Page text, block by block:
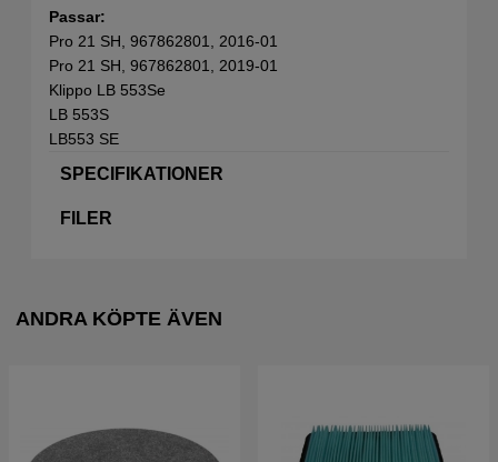
Passar:
Pro 21 SH, 967862801, 2016-01
Pro 21 SH, 967862801, 2019-01
Klippo LB 553Se
LB 553S
LB553 SE
SPECIFIKATIONER
FILER
ANDRA KÖPTE ÄVEN